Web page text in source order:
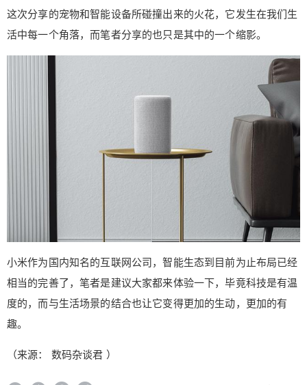
这次分享的宠物和智能设备所碰撞出来的火花，它发生在我们生
活中每一个角落，而笔者分享的也只是其中的一个缩影。
小米作为国内知名的互联网公司，智能生态到目前为止布局已经
相当的完善了，笔者是建议大家都来体验一下，毕竟科技是有温
度的，而与生活场景的结合也让它变得更加的生动，更加的有
趣。
（来源： 数码杂谈君 ）